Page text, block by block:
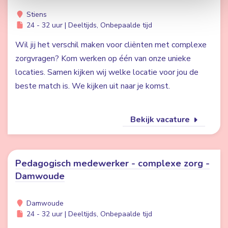
Stiens
24 - 32 uur | Deeltijds, Onbepaalde tijd
Wil jij het verschil maken voor cliënten met complexe
zorgvragen? Kom werken op één van onze unieke
locaties. Samen kijken wij welke locatie voor jou de
beste match is. We kijken uit naar je komst.
Bekijk vacature
Pedagogisch medewerker - complexe zorg -
Damwoude
Damwoude
24 - 32 uur | Deeltijds, Onbepaalde tijd